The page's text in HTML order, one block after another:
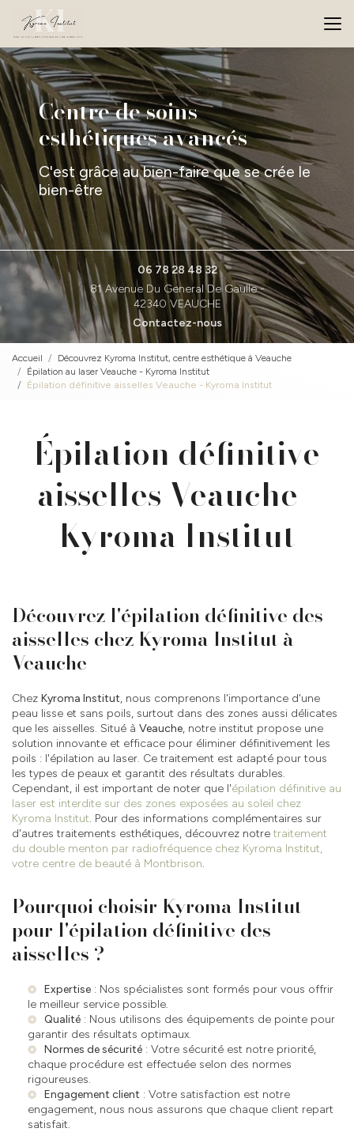
contenu
principal
Centre de soins
esthétiques avancés
C'est grâce au bien-faire que se crée le
bien-être
06 78 28 48 32
81 Avenue Du General De Gaulle -
42340 VEAUCHE
Contactez-nous
Accueil
Découvrez Kyroma Institut, centre esthétique à Veauche
Épilation au laser Veauche - Kyroma Institut
Épilation définitive aisselles Veauche - Kyroma Institut
Épilation définitive
aisselles Veauche -
Kyroma Institut
Découvrez l'épilation définitive des
aisselles chez Kyroma Institut à
Veauche
Chez Kyroma Institut, nous comprenons l'importance d'une
peau lisse et sans poils, surtout dans des zones aussi délicates
que les aisselles. Situé à Veauche, notre institut propose une
solution innovante et efficace pour éliminer définitivement les
poils : l'épilation au laser. Ce traitement est adapté pour tous
les types de peaux et garantit des résultats durables.
Cependant, il est important de noter que l'épilation définitive au
laser est interdite sur des zones exposées au soleil chez
Kyroma Institut. Pour des informations complémentaires sur
d'autres traitements esthétiques, découvrez notre traitement
du double menton par radiofréquence chez Kyroma Institut,
votre centre de beauté à Montbrison.
Pourquoi choisir Kyroma Institut
pour l'épilation définitive des
aisselles ?
Expertise : Nos spécialistes sont formés pour vous offrir
le meilleur service possible.
Qualité : Nous utilisons des équipements de pointe pour
garantir des résultats optimaux.
Normes de sécurité : Votre sécurité est notre priorité,
chaque procédure est effectuée selon des normes
rigoureuses.
Engagement client : Votre satisfaction est notre
engagement, nous nous assurons que chaque client repart
satisfait.